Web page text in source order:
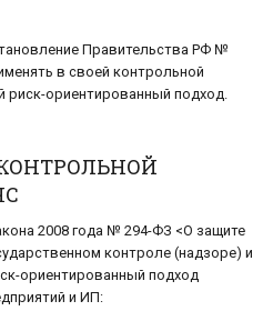
Правительства РФ №
в своей контрольной
риск-ориентированный подход.
2008 года № 294-ФЗ <О защите
контроле (надзоре) и
ориентированный подход
и ИП: